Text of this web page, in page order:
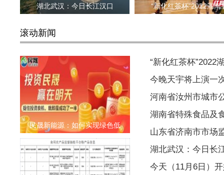
湖北武汉：今日长江汉口 “新化红茶杯”2022湖南
滚动新闻
民晟新能源：如何实现绿色低
“新化红茶杯”2022
今晚天宇将上演一
河南省汝州市城市
湖南省特殊食品及
山东省济南市市场
湖北武汉：今日长
今天（11月6日）